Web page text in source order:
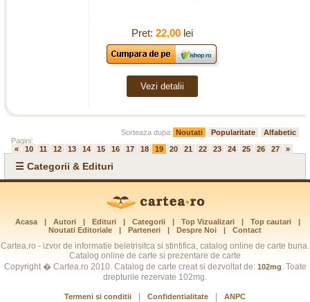
Pret: 22,00lei
Vezi detalii
Sorteaza dupa: Noutati Popularitate
Alfabetic
Pagini:
«
10 11 12 13 14 15 16 17 18 19 20 21 22 23 24 25 26 27 »
☰ Categorii & Edituri
Acasa | Autori | Edituri | Categorii | Top Vizualizari | Top cautari
|
Noutati Editoriale
| Parteneri | Despre Noi | Contact
Cartea.ro - izvor de informatie beletrisitca si stintifica, catalog online de carte buna.
Catalog online de carte si prezentare de carte
Copyright � Cartea.ro 2010. Catalog de carte creat si dezvoltat de: 102mg. Toate
drepturile rezervate 102mg.
Termeni si conditii Confidentialitate ANPC